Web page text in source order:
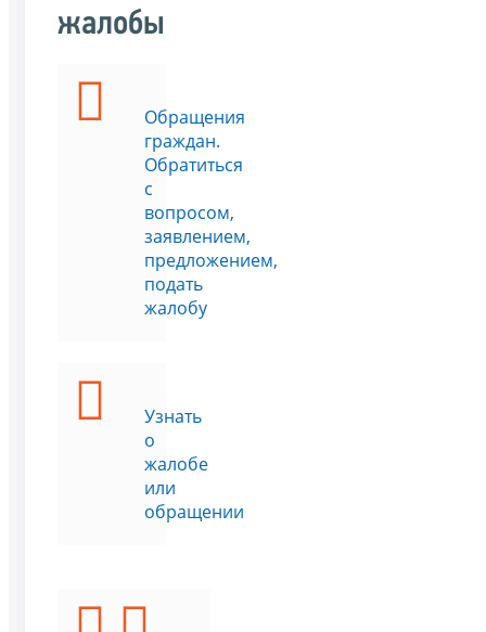
жалобы
Обращения
граждан.
Обратиться
с
вопросом,
заявлением,
предложением,
подать
жалобу
Узнать
о
жалобе
или
обращении